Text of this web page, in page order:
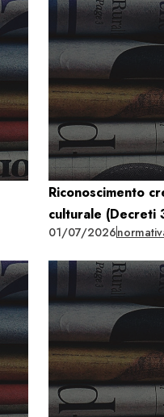
Riconoscimento
culturale
01/07/2026